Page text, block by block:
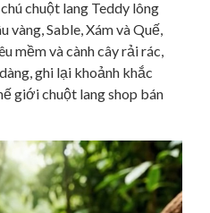
chuột lang Teddy lông
Sable, Xám và Quế,
mềm và cành cây rải rác,
ghi lại khoảnh khắc
giới chuột lang shop bán